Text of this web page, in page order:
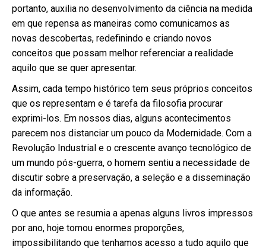
portanto, auxilia no desenvolvimento da ciência na medida
em que repensa as maneiras como comunicamos as
novas descobertas, redefinindo e criando novos
conceitos que possam melhor referenciar a realidade
aquilo que se quer apresentar.
Assim, cada tempo histórico tem seus próprios conceitos
que os representam e é tarefa da filosofia procurar
exprimi-los. Em nossos dias, alguns acontecimentos
parecem nos distanciar um pouco da Modernidade. Com a
Revolução Industrial e o crescente avanço tecnológico de
um mundo pós-guerra, o homem sentiu a necessidade de
discutir sobre a preservação, a seleção e a disseminação
da informação.
O que antes se resumia a apenas alguns livros impressos
por ano, hoje tomou enormes proporções,
impossibilitando que tenhamos acesso a tudo aquilo que